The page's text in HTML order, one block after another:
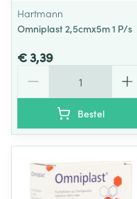
Hartmann
Omniplast 2,5cmx5m 1 P/s
€ 3,39
Bestel